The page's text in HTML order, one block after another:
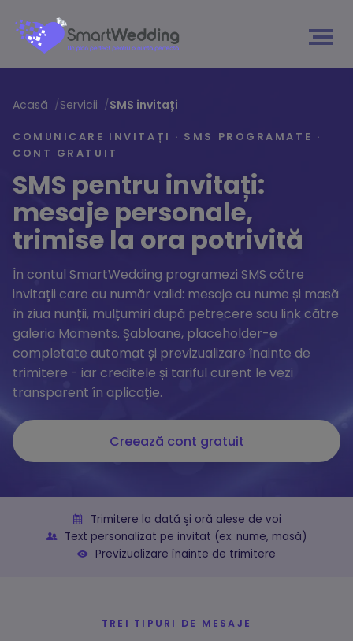
Acasă /Servicii /SMS invitați
COMUNICARE INVITAȚI · SMS PROGRAMATE ·
CONT GRATUIT
SMS pentru invitați:
mesaje personale,
trimise la ora potrivită
În contul SmartWedding programezi SMS către
invitații care au număr valid: mesaje cu nume și masă
în ziua nunții, mulțumiri după petrecere sau link către
galeria Moments. Șabloane, placeholder-e
completate automat și previzualizare înainte de
trimitere - iar creditele și tariful curent le vezi
transparent în aplicație.
Creează cont gratuit
Trimitere la dată și oră alese de voi
Text personalizat pe invitat (ex. nume, masă)
Previzualizare înainte de trimitere
TREI TIPURI DE MESAJE